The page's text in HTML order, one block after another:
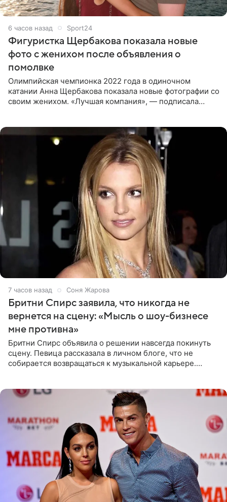
6 часов назад Sport24
Фигуристка Щербакова показала новые
фото с женихом после объявления о
помолвке
Олимпийская чемпионка 2022 года в одиночном
катании Анна Щербакова показала новые фотографии со
своим женихом. «Лучшая компания», — подписала
7 часов назад Соня Жарова
Бритни Спирс заявила, что никогда не
вернется на сцену: «Мысль о шоу-бизнесе
мне противна»
Бритни Спирс объявила о решении навсегда покинуть
сцену. Певица рассказала в личном блоге, что не
собирается возвращаться к музыкальной карьере.